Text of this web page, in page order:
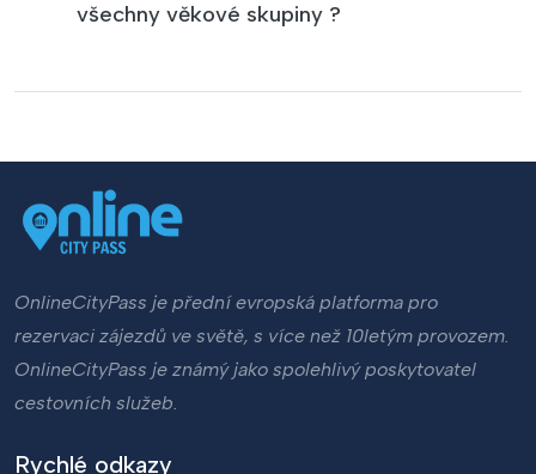
všechny věkové skupiny ?
OnlineCityPass je přední evropská platforma pro
rezervaci zájezdů ve světě, s více než 10letým provozem.
OnlineCityPass je známý jako spolehlivý poskytovatel
cestovních služeb.
Rychlé odkazy